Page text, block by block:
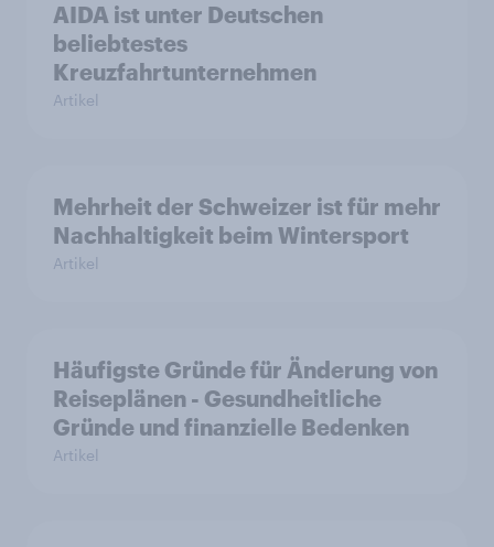
AIDA ist unter Deutschen
beliebtestes
Kreuzfahrtunternehmen
Artikel
Mehrheit der Schweizer ist für mehr
Nachhaltigkeit beim Wintersport
Artikel
Häufigste Gründe für Änderung von
Reiseplänen - Gesundheitliche
Gründe und finanzielle Bedenken
Artikel